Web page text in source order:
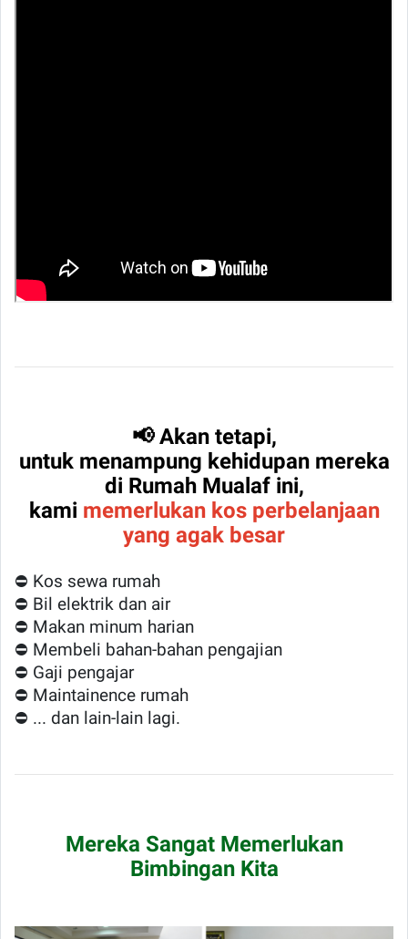
📢 Akan tetapi,
untuk menampung kehidupan mereka
di Rumah Mualaf ini,
kami memerlukan kos perbelanjaan
yang agak besar
⛔ Kos sewa rumah
⛔ Bil elektrik dan air
⛔ Makan minum harian
⛔ Membeli bahan-bahan pengajian
⛔ Gaji pengajar
⛔ Maintainence rumah
⛔ ... dan lain-lain lagi.
Mereka Sangat Memerlukan
Bimbingan Kita